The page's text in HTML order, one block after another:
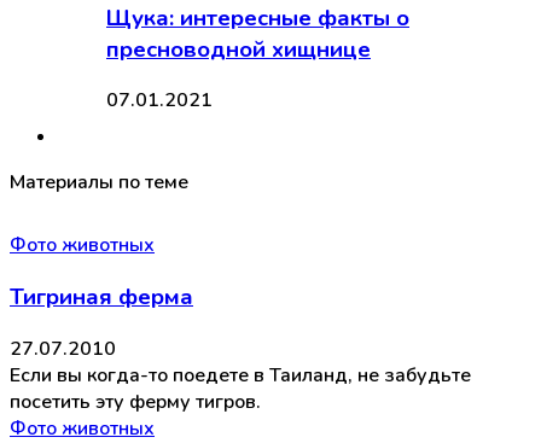
Щука: интересные факты о
пресноводной хищнице
07.01.2021
Материалы по теме
Фото животных
Тигриная ферма
27.07.2010
Если вы когда-то поедете в Таиланд, не забудьте
посетить эту ферму тигров.
Фото животных